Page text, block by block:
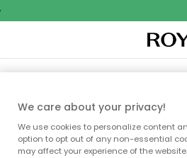
INREDNINGTEXTIL & MATTORKÖKET
We care about your privacy!
We use cookies to personalize content
option to opt out of any non-essential
may affect your experience of the website.